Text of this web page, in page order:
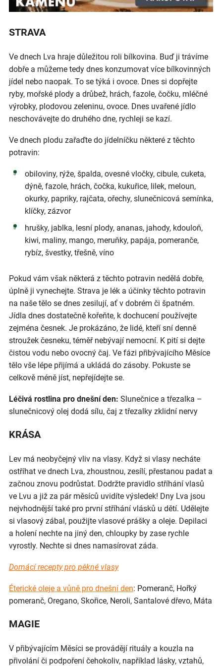
STRAVA
Ve dnech Lva hraje důležitou roli bílkovina. Buď ji trávíme
dobře a můžeme tedy dnes konzumovat více bílkovinných
jídel nebo naopak. To se týká i ovoce. Dnes si dopřejte
ryby, mořské plody a drůbež, hrách, fazole, čočku, mléčné
výrobky, plodovou zeleninu, ovoce. Dnes uvařené jídlo
neschovávejte do druhého dne, rychleji se kazí.
Ve dnech plodu zařaďte do jídelníčku některé z těchto
potravin:
obiloviny, rýže, špalda, ovesné vločky, cibule, cuketa,
dýně, fazole, hrách, čočka, kukuřice, lilek, meloun,
okurky, papriky, rajčata, ořechy, slunečnicová semínka,
klíčky, zázvor
hrušky, jablka, lesní plody, ananas, jahody, kdouloň,
kiwi, maliny, mango, meruňky, papája, pomeranče,
rybíz, švestky, třešně, víno
Pokud vám však některá z těchto potravin nedělá dobře,
úplně ji vynechejte. Strava je lék a účinky těchto potravin
na naše tělo se dnes zesilují, ať v dobrém či špatném.
Jídla dnes dostatečně kořeňte, k dochucení používejte
zejména česnek. Je prokázáno, že lidé, kteří sní denně
stroužek česneku, téměř nebývají nemocní. K pití si dejte
čistou vodu nebo ovocný čaj. Ve fázi přibývajícího Měsíce
tělo vše lépe přijímá a ukládá do zásoby. Pokuste se
celkově méně jíst, nepřejídejte se.
Léčivá rostlina pro dnešní den: Slunečnice a třezalka –
slunečnicový olej dodá sílu, čaj z třezalky zklidní nervy
KRÁSA
Lev má neobyčejný vliv na vlasy. Když si vlasy necháte
ostříhat ve dnech Lva, zhoustnou, zesílí, přestanou padat a
začnou znovu podrůstat. Dodržte pravidlo stříhání vlasů
ve Lvu a již za pár měsíců uvidíte výsledek! Dny Lva jsou
nejvhodnější také pro první stříhání vlásků u dětí. Udělejte
si vlasový zábal, použijte vlasové prášky a oleje. Depilaci
a holení nechte na jiný den, chloupky by zase rychle
vyrostly. Nechte si dnes namasírovat záda.
Domácí recepty pro pěkné vlasy
Éterické oleje a vůně pro dnešní den: Pomeranč, Hořký
pomeranč, Oregano, Skořice, Neroli, Santalové dřevo, Máta
MAGIE
V přibývajícím Měsíci se provádějí rituály a kouzla na
přivolání či podpoření čehokoliv, například lásky, vztahů,